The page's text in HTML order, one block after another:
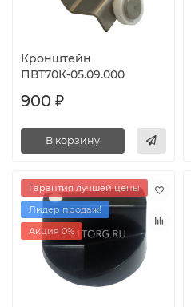
Кронштейн
ПВТ70К-05.09.000
900 ₽
В корзину
Гарантия лучшей цены
Лидер продаж!
Акция 0%